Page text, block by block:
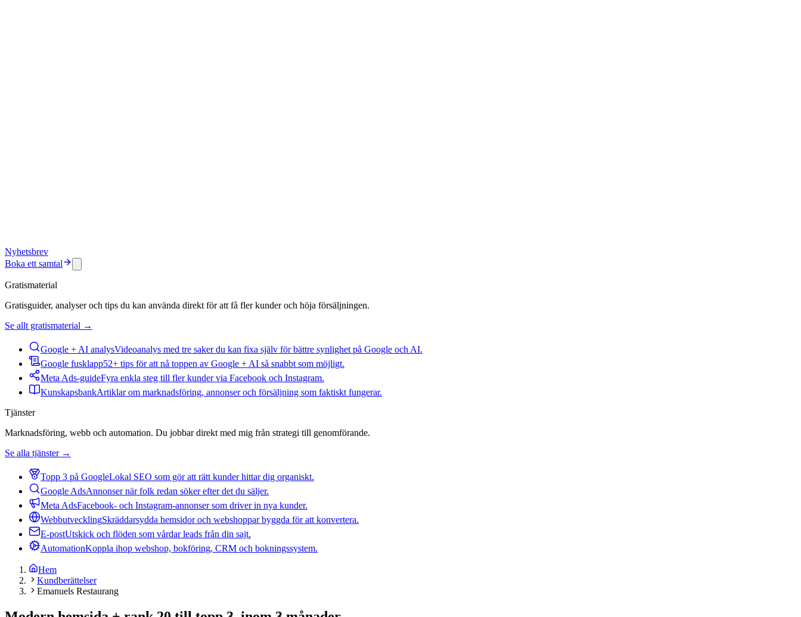
Nyhetsbrev
Boka ett samtal
Gratismaterial
Gratisguider, analyser och tips du kan använda direkt för att få fler kunder och höja försäljningen.
Se allt gratismaterial →
Google + AI analysVideoanalys med tre saker du kan fixa själv för bättre synlighet på Google och AI.
Google fusklapp52+ tips för att nå toppen av Google + AI så snabbt som möjligt.
Meta Ads-guideFyra enkla steg till fler kunder via Facebook och Instagram.
KunskapsbankArtiklar om marknadsföring, annonser och försäljning som faktiskt fungerar.
Tjänster
Marknadsföring, webb och automation. Du jobbar direkt med mig från strategi till genomförande.
Se alla tjänster →
Topp 3 på GoogleLokal SEO som gör att rätt kunder hittar dig organiskt.
Google AdsAnnonser när folk redan söker efter det du säljer.
Meta AdsFacebook- och Instagram-annonser som driver in nya kunder.
WebbutvecklingSkräddarsydda hemsidor och webshoppar byggda för att konvertera.
E-postUtskick och flöden som vårdar leads från din sajt.
AutomationKoppla ihop webshop, bokföring, CRM och bokningssystem.
Hem
Kundberättelser
Emanuels Restaurang